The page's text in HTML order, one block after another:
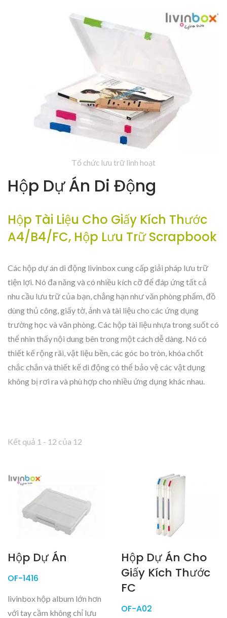
Tổ chức lưu trữ linh hoạt
Hộp Dự Án Di Động
Hộp Tài Liệu Cho Giấy Kích Thước
A4/B4/FC, Hộp Lưu Trữ Scrapbook
Các hộp dự án di động livinbox cung cấp giải pháp lưu trữ
tiện lợi. Nó đa năng và có nhiều kích cỡ để đáp ứng tất cả
nhu cầu lưu trữ của bạn, chẳng hạn như văn phòng phẩm, đồ
dùng thủ công, giấy tờ, ảnh và tài liệu cho các ứng dụng
trường học và văn phòng. Các hộp tài liệu nhựa trong suốt có
thể nhìn thấy nội dung bên trong một cách dễ dàng. Nó có
thiết kế rộng rãi, vật liệu bền, các góc bo tròn, khóa chốt
chắc chắn và thiết kế di động có thể bảo vệ các vật dụng
không bị rơi ra và phù hợp cho nhiều ứng dụng khác nhau.
Kết quả 1 - 12 của 12
Hộp Dự Án
OF-1416
livinbox hộp album lớn hơn
với tay cầm không chỉ lưu
Hộp Dự Án Cho
Giấy Kích Thước
FC
OF-A02